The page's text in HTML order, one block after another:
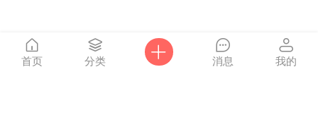
首页 分类 消息 我的